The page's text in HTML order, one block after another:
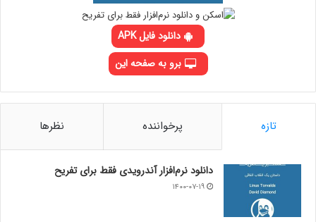
دانلود فایل APK
برو به صفحه این
تازه پرخواننده نظرها
دانلود نرم‌افزار آندرویدی فقط برای تفریح
۱۴۰۰-۰۷-۱۹